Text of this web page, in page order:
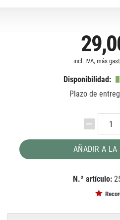
incl. IVA, más
Disponibilidad:
Plazo de
AÑADIR A LA
N.º artículo: